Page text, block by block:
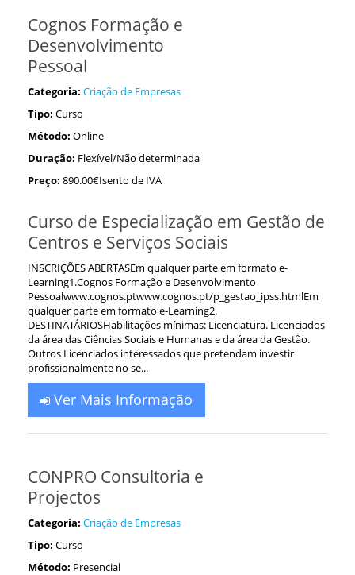
Cognos Formação e
Desenvolvimento
Pessoal
Categoria: Criação de Empresas
Tipo: Curso
Método: Online
Duração: Flexível/Não determinada
Preço: 890.00€Isento de IVA
Curso de Especialização em Gestão de
Centros e Serviços Sociais
INSCRIÇÕES ABERTASEm qualquer parte em formato e-
Learning1.Cognos Formação e Desenvolvimento
Pessoalwww.cognos.ptwww.cognos.pt/p_gestao_ipss.htmlEm
qualquer parte em formato e-Learning2.
DESTINATÁRIOSHabilitações mínimas: Licenciatura. Licenciados
da área das Ciências Sociais e Humanas e da área da Gestão.
Outros Licenciados interessados que pretendam investir
profissionalmente no se...
Ver Mais Informação
CONPRO Consultoria e
Projectos
Categoria: Criação de Empresas
Tipo: Curso
Método: Presencial